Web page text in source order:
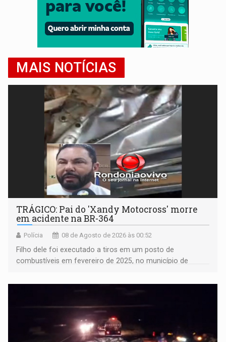
MAIS NOTÍCIAS
TRÁGICO: Pai do 'Xandy Motocross' morre
em acidente na BR-364
Polícia 08 de Agosto de 2026 às 00:52
Filho dele foi executado a tiros em um posto de
combustíveis em fevereiro de 2025, no município de